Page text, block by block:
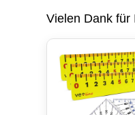
Vielen Dank für